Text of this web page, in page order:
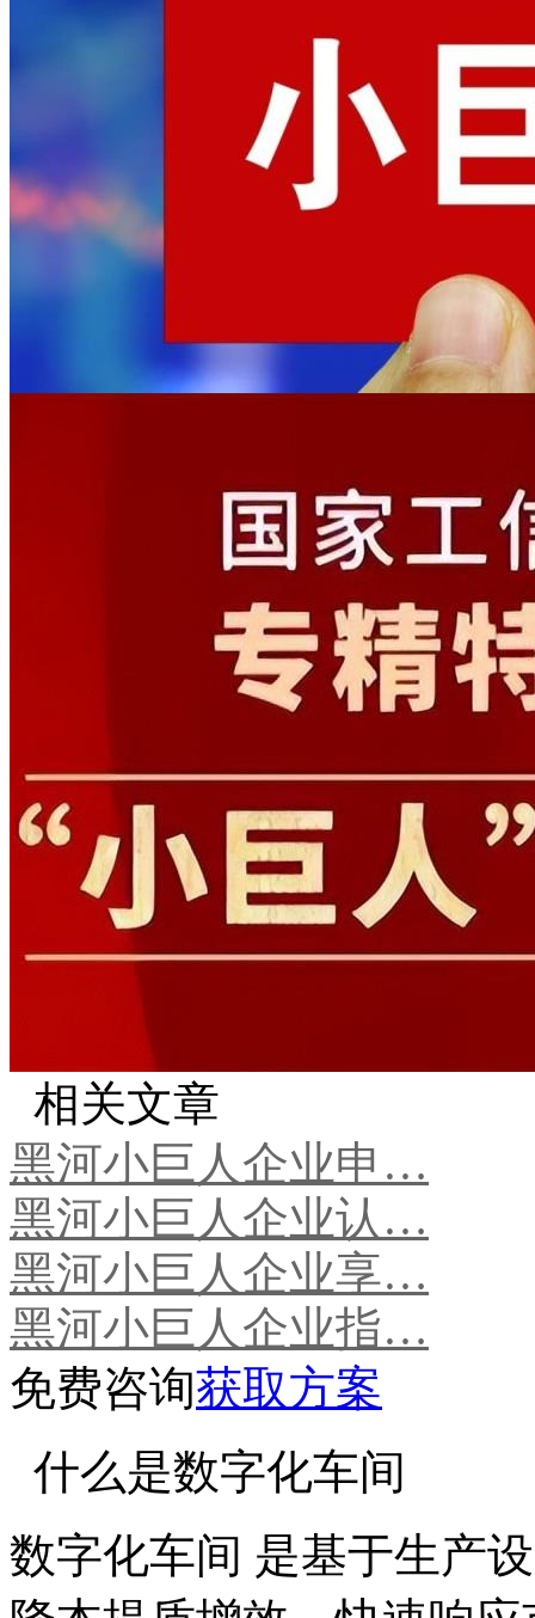
相关文章
黑河小巨人企业申…
黑河小巨人企业认…
黑河小巨人企业享…
黑河小巨人企业指…
免费咨询获取方案
什么是数字化车间
数字化车间 是基于生产